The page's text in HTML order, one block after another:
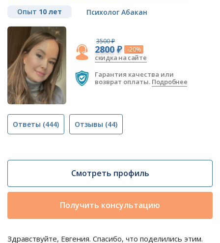
Опыт 10 лет Психолог Абакан
3500 ₽
2800 ₽ -20%
скидка на сайте
Гарантия качества или
возврат оплаты. Подробнее
Ответы (444) Отзывы (44)
Смотреть профиль
Получить консультацию
Здравствуйте, Евгения. Спасибо, что поделились этим.